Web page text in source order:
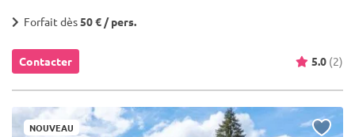
Forfait dès 50 € / pers.
Contacter 5.0 (2)
NOUVEAU